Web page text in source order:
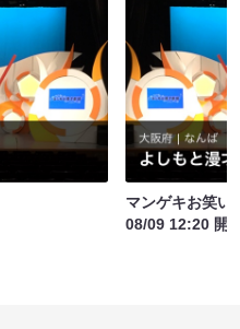
マンゲキお笑い
08/09 12:20 開